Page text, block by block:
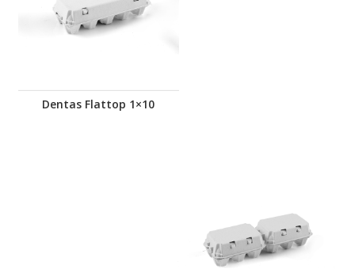
Dentas Flattop 1×10